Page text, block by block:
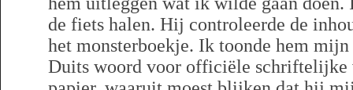
de fiets halen. Hij controleerde de
het monsterboekje. Ik toonde hem
Duits woord voor officiële schriftelijke